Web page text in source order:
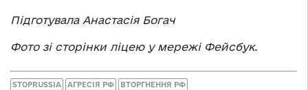
Підготувала Анастасія Богач
Фото зі сторінки ліцею у мережі Фейсбук.
STOPRUSSIA АГРЕСІЯ РФ ВТОРГНЕННЯ РФ